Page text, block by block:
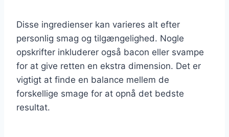
Disse ingredienser kan varieres alt efter
personlig smag og tilgængelighed. Nogle
opskrifter inkluderer også bacon eller svampe
for at give retten en ekstra dimension. Det er
vigtigt at finde en balance mellem de
forskellige smage for at opnå det bedste
resultat.